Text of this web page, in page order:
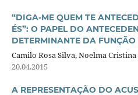
“DIGA-ME QUEM TE
ÉS”: O PAPEL DO
DETERMINANTE DA
Camilo Rosa Silva, Noelma
20.04.2015
A REPRESENTAÇÃO DO